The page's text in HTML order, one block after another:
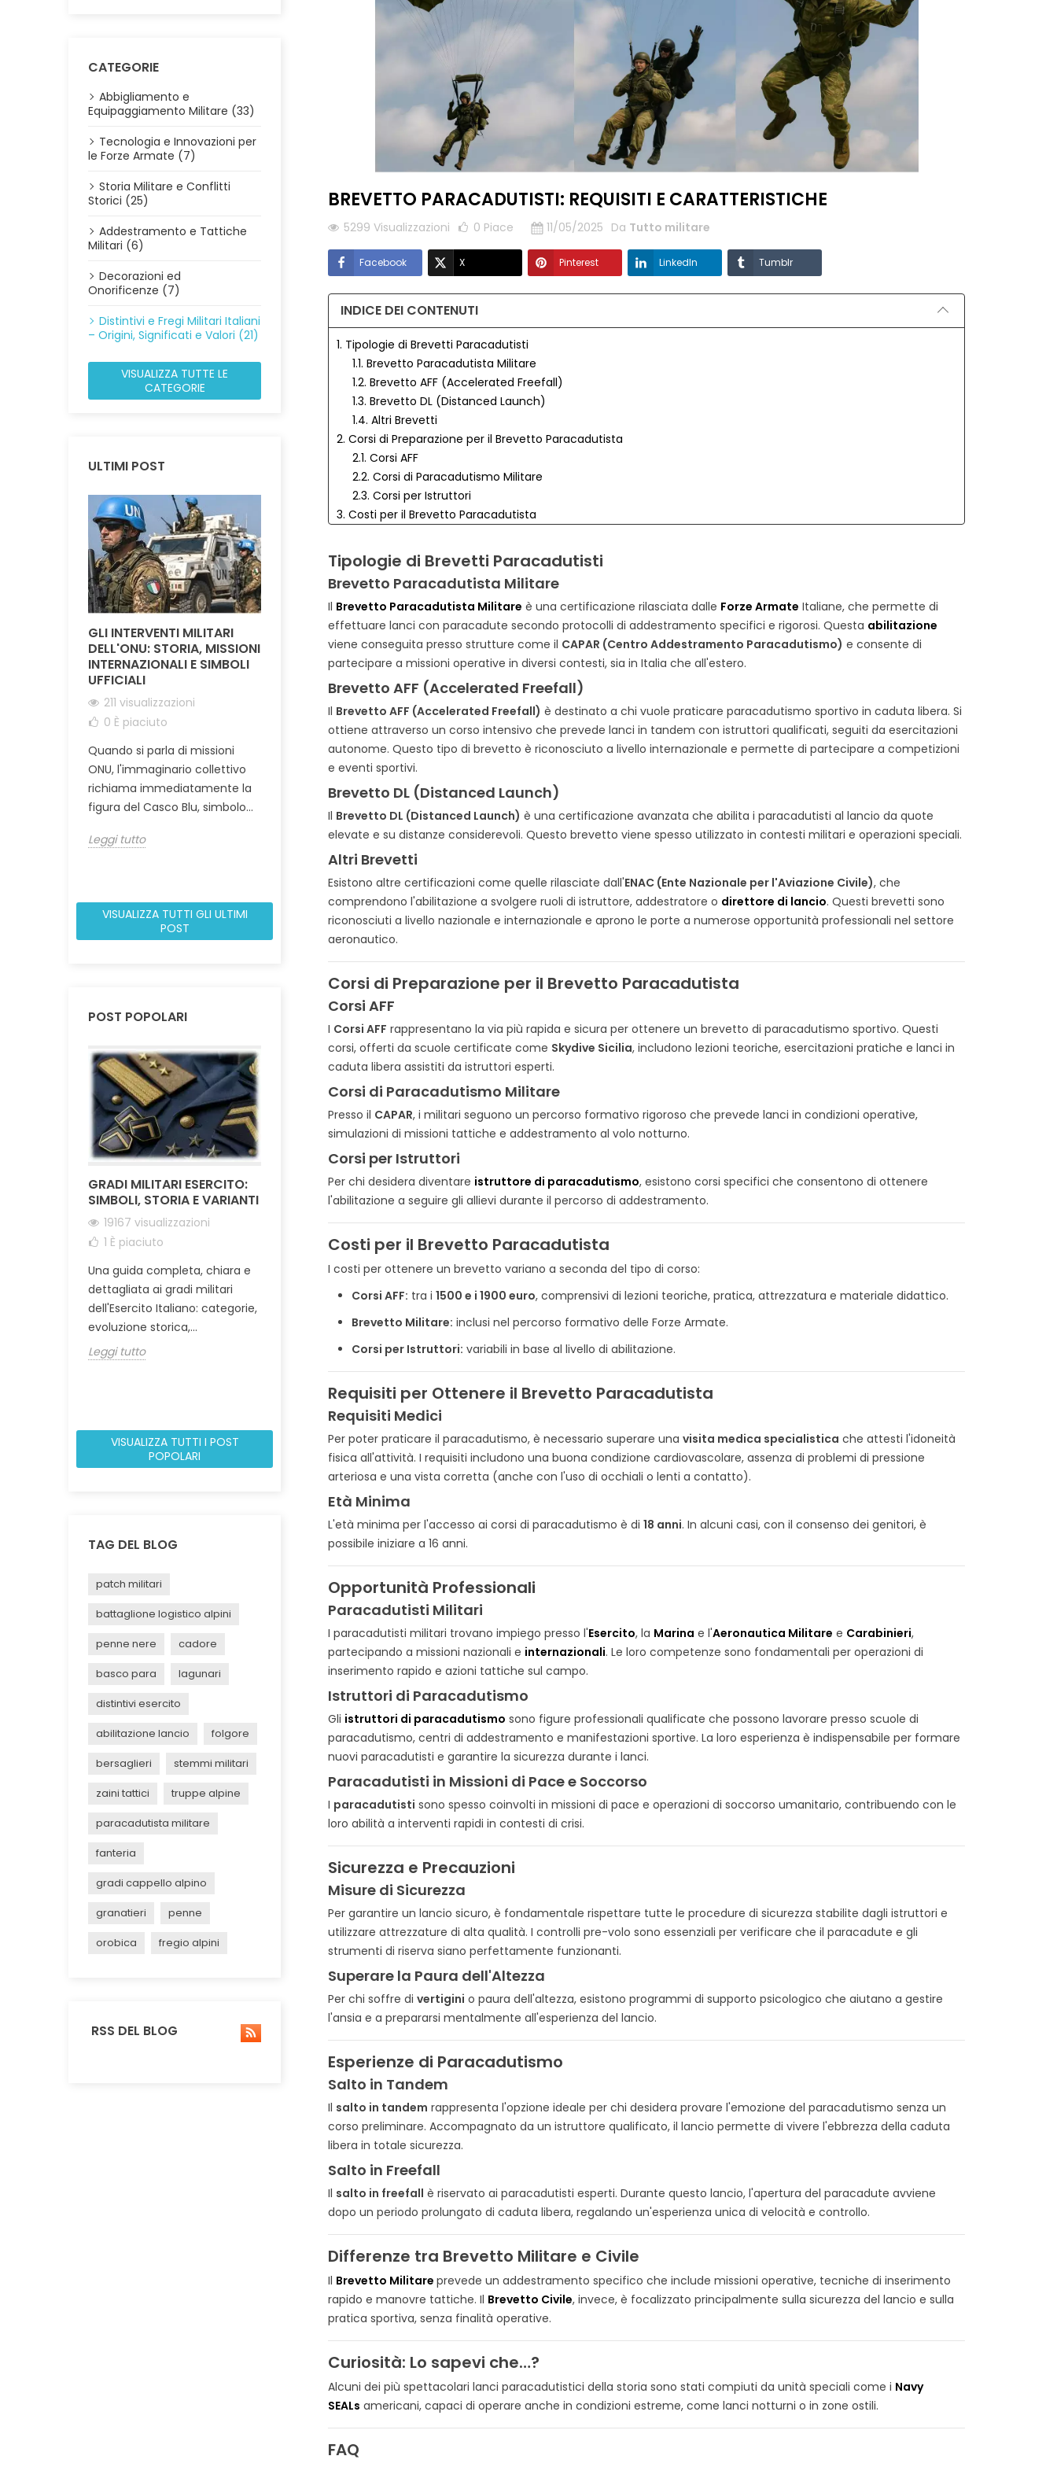
CATEGORIE
Abbigliamento e
Equipaggiamento Militare (33)
Tecnologia e Innovazioni per
le Forze Armate (7)
Storia Militare e Conflitti
Storici (25)
Addestramento e Tattiche
Militari (6)
Decorazioni ed
Onorificenze (7)
Distintivi e Fregi Militari Italiani
– Origini, Significati e Valori (21)
VISUALIZZA TUTTE LE
CATEGORIE
ULTIMI POST
GLI INTERVENTI MILITARI
DELL'ONU: STORIA, MISSIONI
INTERNAZIONALI E SIMBOLI
UFFICIALI
211 visualizzazioni
0 È piaciuto
Quando si parla di missioni
ONU, l'immaginario collettivo
richiama immediatamente la
figura del Casco Blu, simbolo...
Leggi tutto
BOTTONI MILITARI DA
DIVISA PER LE FORZE
ARMATE: DA TASCHINO E
GIUBBA
631 visualizzazioni
È piaciuto
I bottoni militari da divisa sono
elementi fondamentali per
garantire uniformità,
conformità regolamentare e
Leggi tutto
DISTINTIVO D'ONORE PER IL
PERSONALE IN CONGEDO
DELLE FORZE ARMATE E
VETERANI DELLA DIFESA:
SCOPI E FINALITÀ
7703 visualizzazioni
1 È piaciuto
personale in congedo delle
Forze Armate rappresenta un
riconoscimento istituzionale...
COSA REGALARE A UN
MILITARE ? IDEE REGALO PER
I MILITARI
1 È piaciuto
Cosa regalare a un militare ?
Idee regalo utili e simboliche:
Leggi tutto
MOSTRINE: UNA STORIA DI
IDENTITÀ, APPARTENENZA E
0 È piaciuto
Le mostrine sono tra i simboli
più antichi e riconoscibili delle
Leggi tutto
VISUALIZZA TUTTI GLI ULTIMI
POST
POST POPOLARI
GRADI MILITARI ESERCITO:
SIMBOLI, STORIA E VARIANTI
19167 visualizzazioni
1 È piaciuto
Una guida completa, chiara e
dettagliata ai gradi militari
dell'Esercito Italiano: categorie,
evoluzione storica,...
Leggi tutto
IL TASER È LEGALE IN ITALIA
? DISTINZIONE FRA USO
15273 visualizzazioni
genera spesso confusione,
perché sotto questo nome
vengono raggruppati dispositivi
Leggi tutto
IL TRICOLORE ITALIANO:
STORIA, SIGNIFICATO DEI
12605 visualizzazioni
anche come il Tricolore, è uno
dei simboli più rappresentativi
dell'identità nazionale....
NASTRINI MILITARI:
SIGNIFICATO, TIPOLOGIE,
normative che regolano i
nastrini militari italiani. Una
IL COMANDANTE DI
Il Comandante di Stazione dei
VISUALIZZA TUTTI I POST
POPOLARI
TAG DEL BLOG
patch militari
battaglione logistico alpini
penne nere
cadore
basco para
lagunari
distintivi esercito
abilitazione lancio
folgore
bersaglieri
stemmi militari
zaini tattici
truppe alpine
paracadutista militare
fanteria
gradi cappello alpino
granatieri
penne
orobica
fregio alpini
RSS DEL BLOG
BREVETTO PARACADUTISTI: REQUISITI E CARATTERISTICHE
5299 Visualizzazioni 0 Piace 11/05/2025 Da Tutto militare
Facebook X Pinterest LinkedIn Tumblr
INDICE DEI CONTENUTI
1. Tipologie di Brevetti Paracadutisti
1.1. Brevetto Paracadutista Militare
1.2. Brevetto AFF (Accelerated Freefall)
1.3. Brevetto DL (Distanced Launch)
1.4. Altri Brevetti
2. Corsi di Preparazione per il Brevetto Paracadutista
2.1. Corsi AFF
2.2. Corsi di Paracadutismo Militare
2.3. Corsi per Istruttori
3. Costi per il Brevetto Paracadutista
4.1. Requisiti Medici
4.2. Età Minima
5. Opportunità Professionali
5.1. Paracadutisti Militari
5.2. Istruttori di Paracadutismo
5.3. Paracadutisti in Missioni di Pace e Soccorso
6. Sicurezza e Precauzioni
6.1. Misure di Sicurezza
6.2. Superare la Paura dell'Altezza
7. Esperienze di Paracadutismo
7.1. Salto in Tandem
7.2. Salto in Freefall
8. Differenze tra Brevetto Militare e Civile
9. Curiosità: Lo sapevi che…?
10. FAQ
Tipologie di Brevetti Paracadutisti
Brevetto Paracadutista Militare
Il Brevetto Paracadutista Militare è una certificazione rilasciata dalle Forze Armate Italiane, che permette di
effettuare lanci con paracadute secondo protocolli di addestramento specifici e rigorosi. Questa abilitazione
viene conseguita presso strutture come il CAPAR (Centro Addestramento Paracadutismo) e consente di
partecipare a missioni operative in diversi contesti, sia in Italia che all'estero.
Brevetto AFF (Accelerated Freefall)
Il Brevetto AFF (Accelerated Freefall) è destinato a chi vuole praticare paracadutismo sportivo in caduta libera. Si
ottiene attraverso un corso intensivo che prevede lanci in tandem con istruttori qualificati, seguiti da esercitazioni
autonome. Questo tipo di brevetto è riconosciuto a livello internazionale e permette di partecipare a competizioni
e eventi sportivi.
Brevetto DL (Distanced Launch)
Il Brevetto DL (Distanced Launch) è una certificazione avanzata che abilita i paracadutisti al lancio da quote
elevate e su distanze considerevoli. Questo brevetto viene spesso utilizzato in contesti militari e operazioni speciali.
Altri Brevetti
Esistono altre certificazioni come quelle rilasciate dall'ENAC (Ente Nazionale per l'Aviazione Civile), che
comprendono l'abilitazione a svolgere ruoli di istruttore, addestratore o direttore di lancio. Questi brevetti sono
riconosciuti a livello nazionale e internazionale e aprono le porte a numerose opportunità professionali nel settore
aeronautico.
Corsi di Preparazione per il Brevetto Paracadutista
Corsi AFF
I Corsi AFF rappresentano la via più rapida e sicura per ottenere un brevetto di paracadutismo sportivo. Questi
corsi, offerti da scuole certificate come Skydive Sicilia, includono lezioni teoriche, esercitazioni pratiche e lanci in
caduta libera assistiti da istruttori esperti.
Corsi di Paracadutismo Militare
Presso il CAPAR, i militari seguono un percorso formativo rigoroso che prevede lanci in condizioni operative,
simulazioni di missioni tattiche e addestramento al volo notturno.
Corsi per Istruttori
Per chi desidera diventare istruttore di paracadutismo, esistono corsi specifici che consentono di ottenere
l'abilitazione a seguire gli allievi durante il percorso di addestramento.
Costi per il Brevetto Paracadutista
I costi per ottenere un brevetto variano a seconda del tipo di corso:
Corsi AFF: tra i 1500 e i 1900 euro, comprensivi di lezioni teoriche, pratica, attrezzatura e materiale didattico.
Brevetto Militare: inclusi nel percorso formativo delle Forze Armate.
Corsi per Istruttori: variabili in base al livello di abilitazione.
Requisiti per Ottenere il Brevetto Paracadutista
Requisiti Medici
Per poter praticare il paracadutismo, è necessario superare una visita medica specialistica che attesti l'idoneità
fisica all'attività. I requisiti includono una buona condizione cardiovascolare, assenza di problemi di pressione
arteriosa e una vista corretta (anche con l'uso di occhiali o lenti a contatto).
Età Minima
L'età minima per l'accesso ai corsi di paracadutismo è di 18 anni. In alcuni casi, con il consenso dei genitori, è
possibile iniziare a 16 anni.
Opportunità Professionali
Paracadutisti Militari
I paracadutisti militari trovano impiego presso l'Esercito, la Marina e l'Aeronautica Militare e Carabinieri,
partecipando a missioni nazionali e internazionali. Le loro competenze sono fondamentali per operazioni di
inserimento rapido e azioni tattiche sul campo.
Istruttori di Paracadutismo
Gli istruttori di paracadutismo sono figure professionali qualificate che possono lavorare presso scuole di
paracadutismo, centri di addestramento e manifestazioni sportive. La loro esperienza è indispensabile per formare
nuovi paracadutisti e garantire la sicurezza durante i lanci.
Paracadutisti in Missioni di Pace e Soccorso
I paracadutisti sono spesso coinvolti in missioni di pace e operazioni di soccorso umanitario, contribuendo con le
loro abilità a interventi rapidi in contesti di crisi.
Sicurezza e Precauzioni
Misure di Sicurezza
Per garantire un lancio sicuro, è fondamentale rispettare tutte le procedure di sicurezza stabilite dagli istruttori e
utilizzare attrezzature di alta qualità. I controlli pre-volo sono essenziali per verificare che il paracadute e gli
strumenti di riserva siano perfettamente funzionanti.
Superare la Paura dell'Altezza
Per chi soffre di vertigini o paura dell'altezza, esistono programmi di supporto psicologico che aiutano a gestire
l'ansia e a prepararsi mentalmente all'esperienza del lancio.
Esperienze di Paracadutismo
Salto in Tandem
Il salto in tandem rappresenta l'opzione ideale per chi desidera provare l'emozione del paracadutismo senza un
corso preliminare. Accompagnato da un istruttore qualificato, il lancio permette di vivere l'ebbrezza della caduta
libera in totale sicurezza.
Salto in Freefall
Il salto in freefall è riservato ai paracadutisti esperti. Durante questo lancio, l'apertura del paracadute avviene
dopo un periodo prolungato di caduta libera, regalando un'esperienza unica di velocità e controllo.
Differenze tra Brevetto Militare e Civile
Il Brevetto Militare prevede un addestramento specifico che include missioni operative, tecniche di inserimento
rapido e manovre tattiche. Il Brevetto Civile, invece, è focalizzato principalmente sulla sicurezza del lancio e sulla
pratica sportiva, senza finalità operative.
Curiosità: Lo sapevi che…?
Alcuni dei più spettacolari lanci paracadutistici della storia sono stati compiuti da unità speciali come i Navy
SEALs americani, capaci di operare anche in condizioni estreme, come lanci notturni o in zone ostili.
FAQ